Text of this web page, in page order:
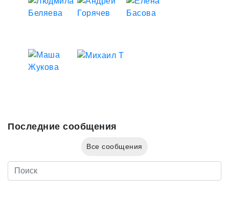
Последние сообщения
Все сообщения